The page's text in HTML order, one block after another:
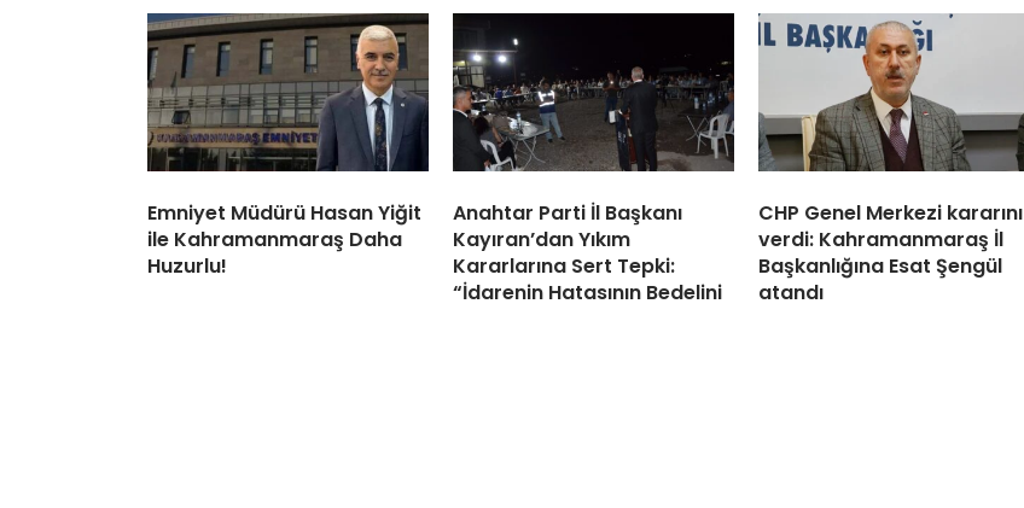
Emniyet Müdürü Hasan Yiğit
ile Kahramanmaraş Daha
Huzurlu!
Anahtar Parti İl Başkanı
Kayıran’dan Yıkım
Kararlarına Sert Tepki:
“İdarenin Hatasının Bedelini
CHP Genel Merkezi kararını
verdi: Kahramanmaraş İl
Başkanlığına Esat Şengül
atandı